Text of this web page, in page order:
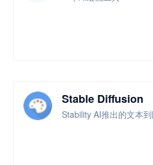
Stable Diffusion
Stability AI推出的文本